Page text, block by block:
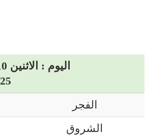
اليوم : الاثنين 10 أوت 2026 م
25 صفر 1448 هـ
الفجر
الشروق